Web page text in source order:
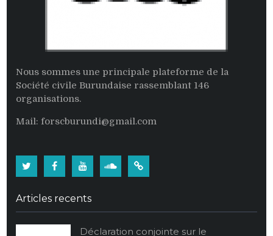
Nous sommes une principale plateforme de la
Société civile Burundaise rassemblant 146
organisations.
Mail: forscburundi@gmail.com
population
Articles recents
Déclaration conjointe sur le